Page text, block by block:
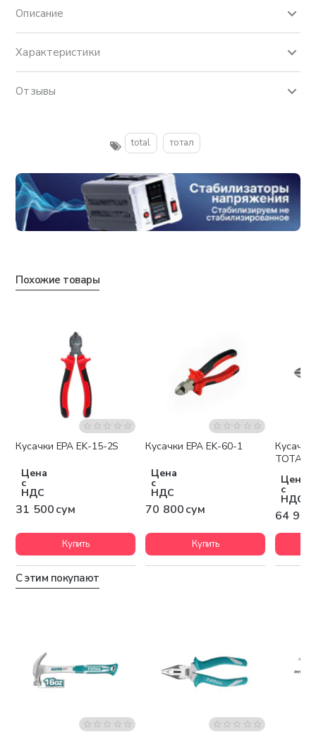
Описание
Характеристики
Отзывы
total тотал
Похожие товары
Кусачки EPA EK-15-2S
Цена
с
НДС
31 500 сум
Купить
Кусачки EPA EK-60-1
Цена
с
НДС
70 800 сум
Купить
TOTAL
Цена
с
НДС
64 900
С этим покупают